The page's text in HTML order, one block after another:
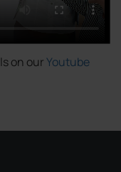
on our Youtube